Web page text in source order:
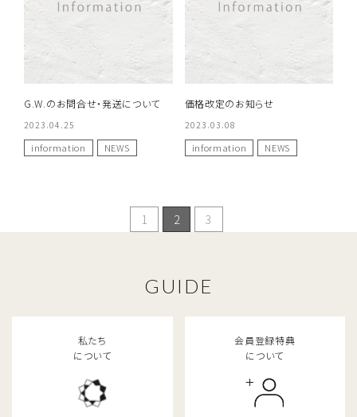
G.W.のお問合せ・発送について
2023.04.25
information NEWS
価格改定のお知らせ
2023.03.08
information NEWS
1 2 3
GUIDE
私たち
について
会員登録特典
について